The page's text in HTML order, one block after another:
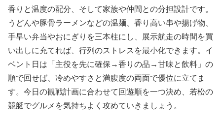
香りと温度の配分、そして家族や仲間との分担設計です。
うどんや豚骨ラーメンなどの温麺、香り高い串や揚げ物、
手早い弁当やおにぎりを三本柱にし、展示航走の時間を買
い出しに充てれば、行列のストレスを最小化できます。イ
ベント日は「主役を先に確保→香りの品→甘味と飲料」の
順で回せば、冷めやすさと満腹度の両面で優位に立てま
す。今日の観戦計画に合わせて回遊順を一つ決め、若松の
競艇でグルメを気持ちよく攻めていきましょう。